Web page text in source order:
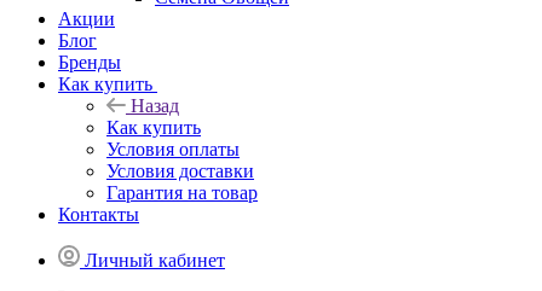
Акции
Блог
Бренды
Как купить
Назад
Как купить
Условия оплаты
Условия доставки
Гарантия на товар
Контакты
Личный кабинет